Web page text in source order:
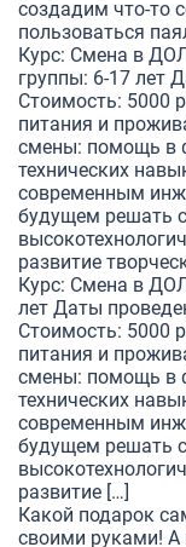
создадим что-то
пользоваться
Курс: Смена в
группы: 6-17 лет
Стоимость: 5000
питания и
смены: помощь в
технических
современным
будущем решать
развитие
Курс: Смена в
лет Даты
Стоимость: 5000
питания и
смены: помощь в
технических
современным
будущем решать
развитие […]
Какой подарок
своими руками! А